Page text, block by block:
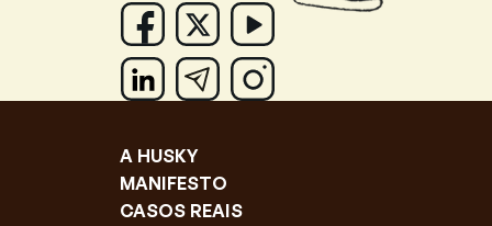
A HUSKY
MANIFESTO
CASOS REAIS